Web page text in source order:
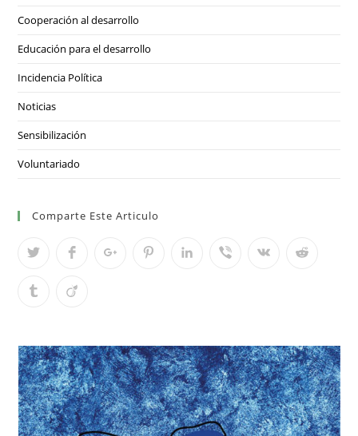
Cooperación al desarrollo
Educación para el desarrollo
Incidencia Política
Noticias
Sensibilización
Voluntariado
Comparte Este Articulo